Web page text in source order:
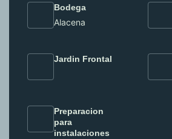
Bodega
Alacena
Jardin Frontal
Preparacion
para
instalaciones